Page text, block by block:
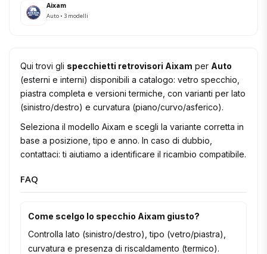
Aixam
Auto • 3 modelli
Qui trovi gli specchietti retrovisori Aixam per Auto
(esterni e interni) disponibili a catalogo: vetro specchio,
piastra completa e versioni termiche, con varianti per lato
(sinistro/destro) e curvatura (piano/curvo/asferico).
Seleziona il modello Aixam e scegli la variante corretta in
base a posizione, tipo e anno. In caso di dubbio,
contattaci: ti aiutiamo a identificare il ricambio compatibile.
FAQ
Come scelgo lo specchio Aixam giusto?
Controlla lato (sinistro/destro), tipo (vetro/piastra),
curvatura e presenza di riscaldamento (termico).